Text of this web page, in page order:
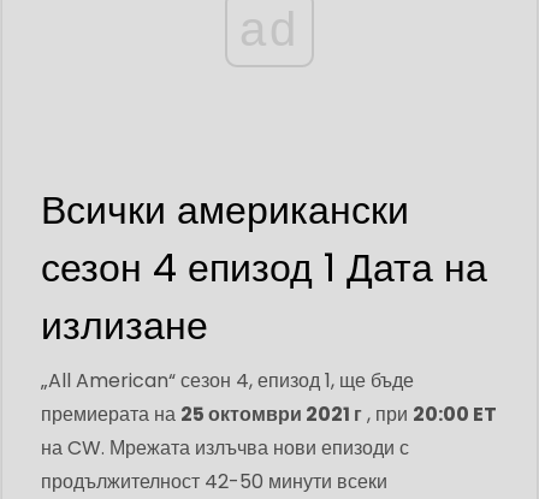
ad
Всички американски
сезон 4 епизод 1 Дата на
излизане
„All American“ сезон 4, епизод 1, ще бъде
премиерата на 25 октомври 2021 г, при 20:00 ET
на CW. Мрежата излъчва нови епизоди с
продължителност 42-50 минути всеки